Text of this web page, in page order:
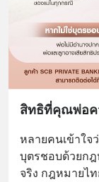
สิทธิที่คุณพ่อค
หลายคนเข้าใจ
บุตรชอบด้วยก
จริง กฎหมายไ